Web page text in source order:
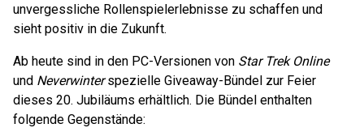
unvergessliche Rollenspielerlebnisse zu schaffen und
sieht positiv in die Zukunft.
Ab heute sind in den PC-Versionen von Star Trek Online
und Neverwinterspezielle Giveaway-Bündel zur Feier
dieses 20. Jubiläums erhältlich. Die Bündel enthalten
folgende Gegenstände: